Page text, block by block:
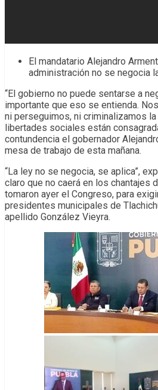
El mandatario Alejandro
administración no se negocia
“El gobierno no puede sentarse a
importante que eso se entienda.
ni perseguimos, ni criminalizamos
libertades sociales están
contundencia el gobernador
mesa de trabajo de esta mañana.
“La ley no se negocia, se aplica”,
claro que no caerá en los chantajes
tomaron ayer el Congreso, para
presidentes municipales de
apellido González Vieyra.